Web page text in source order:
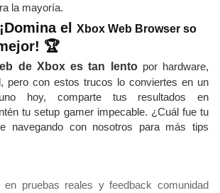
la mayoría.
el
Xbox Web Browser so
🏆
de Xbox es tan lentopor hardware,
pero con estos trucos lo conviertes en un
hoy, comparte tus resultados en
tu setup gamer impecable. ¿Cuál fue tu
navegando con nosotros para más tips
en pruebas reales y feedback comunidad